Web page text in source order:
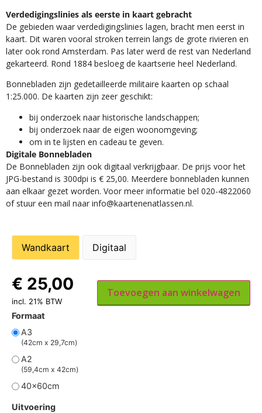
Verdedigingslinies als eerste in kaart gebracht
De gebieden waar verdedigingslinies lagen, bracht men eerst in
kaart. Dit waren vooral stroken terrein langs de grote rivieren en
later ook rond Amsterdam. Pas later werd de rest van Nederland
gekarteerd. Rond 1884 besloeg de kaartserie heel Nederland.
Bonnebladen zijn gedetailleerde militaire kaarten op schaal
1:25.000. De kaarten zijn zeer geschikt:​
​bij onderzoek naar historische landschappen;
bij onderzoek naar de eigen woonomgeving;
om in te lijsten en cadeau te geven.
Digitale Bonnebladen
De Bonnebladen zijn ook digitaal verkrijgbaar. De prijs voor het
JPG-bestand is 300dpi is € 25,00. Meerdere bonnebladen kunnen
aan elkaar gezet worden. Voor meer informatie bel 020-4822060
of stuur een mail naar info@kaartenenatlassen.nl.
Wandkaart Digitaal
Formaat
A3
(42cm x 29,7cm)
A2
(59,4cm x 42cm)
40x60cm
Uitvoering
€ 25,00
incl. 21% BTW
Toevoegen aan winkelwagen